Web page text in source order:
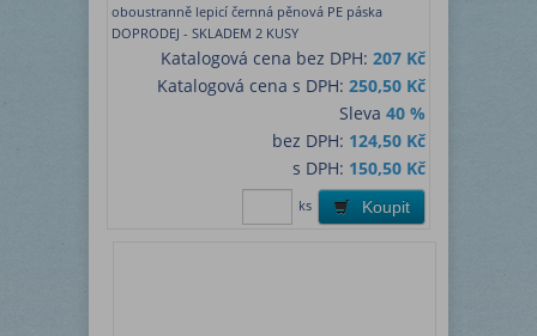
oboustranně lepicí černná pěnová PE páska
DOPRODEJ - SKLADEM 2 KUSY
Katalogová cena bez DPH: 207 Kč
Katalogová cena s DPH: 250,50 Kč
Sleva 40 %
bez DPH: 124,50 Kč
s DPH: 150,50 Kč
Koupit
ks